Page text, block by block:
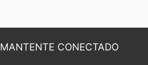
MANTENTE CONECTADO